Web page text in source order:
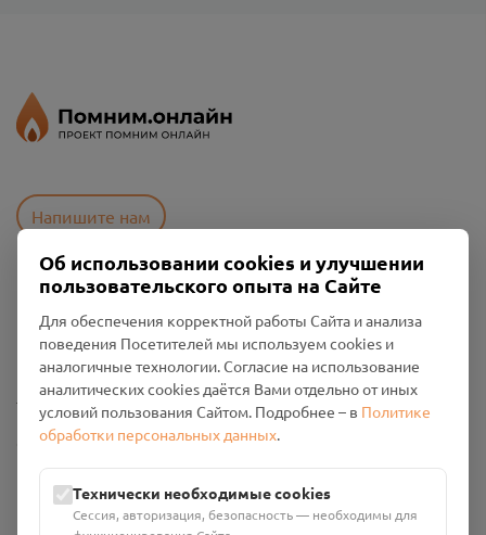
Напишите нам
Политика конфиденциальности
Промо-материалы
Настройки cookies
Общество с ограниченной ответственностью «Смоленский
Проект Помним»
ИНН: 6700029207 ОГРН: 1256700001986
Юридический адрес: 216790, Смоленская область, р-н
Об использовании cookies и улучшении
пользовательского опыта на Сайте
Для обеспечения корректной работы Сайта и анализа
поведения Посетителей мы используем cookies и
аналогичные технологии. Согласие на использование
аналитических cookies даётся Вами отдельно от иных
условий пользования Сайтом. Подробнее – в Политике
обработки персональных данных.
Технически необходимые cookies
Сессия, авторизация, безопасность — необходимы для